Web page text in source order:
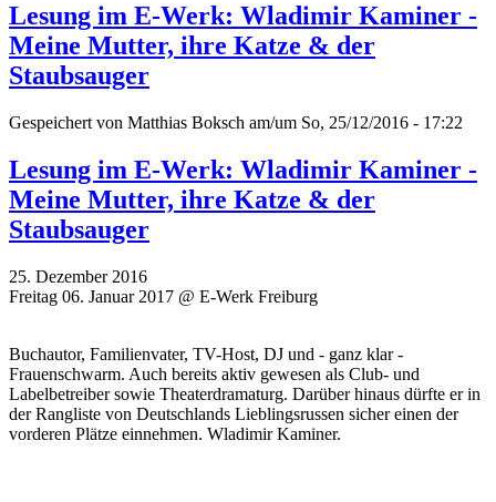
Lesung im E-Werk: Wladimir Kaminer -
Meine Mutter, ihre Katze & der
Staubsauger
Gespeichert von Matthias Boksch am/um So, 25/12/2016 - 17:22
Lesung im E-Werk: Wladimir Kaminer -
Meine Mutter, ihre Katze & der
Staubsauger
25. Dezember 2016
Freitag 06. Januar 2017 @ E-Werk Freiburg
Buchautor, Familienvater, TV-Host, DJ und - ganz klar -
Frauenschwarm. Auch bereits aktiv gewesen als Club- und
Labelbetreiber sowie Theaterdramaturg. Darüber hinaus dürfte er in
der Rangliste von Deutschlands Lieblingsrussen sicher einen der
vorderen Plätze einnehmen. Wladimir Kaminer.